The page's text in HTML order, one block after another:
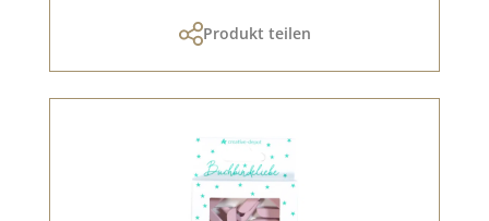
Produkt teilen